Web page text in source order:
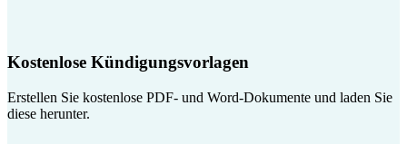
Kostenlose Kündigungsvorlagen
Erstellen Sie kostenlose PDF- und Word-Dokumente und laden Sie
diese herunter.